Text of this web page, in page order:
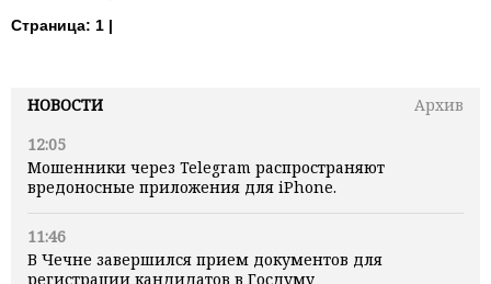
НОВОСТИ
Архив
12:05
Мошенники через Telegram распространяют
вредоносные приложения для iPhone.
11:46
В Чечне завершился прием документов для
регистрации кандидатов в Госдуму
Страница: 1 |